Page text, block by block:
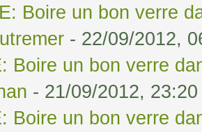
Boire un bon verre
- 22/09/2012,
Boire un bon verre
- 21/09/2012, 23:20
Boire un bon verre